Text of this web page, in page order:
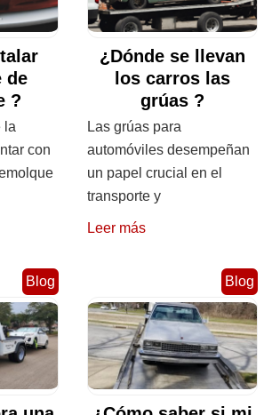
de
?
la
con
¿Dónde se llevan
los carros las
grúas ?
Las grúas para
automóviles desempeñan
un papel crucial en el
transporte y
Leer más
Blog Blog